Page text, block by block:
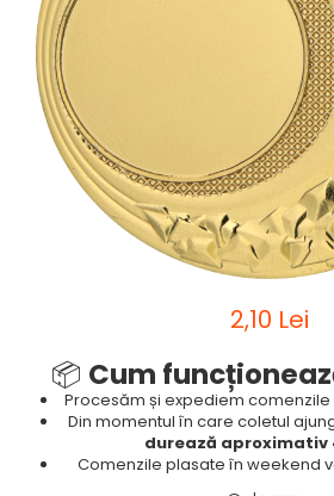
Sah
Tenis de camp
Tenis de Masa
Volei
Alte ramuri sportive
2,10 Lei
📦 Cum
Procesăm și expediem comenzile
Din momentul în care coletul
durează aproximativ
Comenzile plasate în weekend